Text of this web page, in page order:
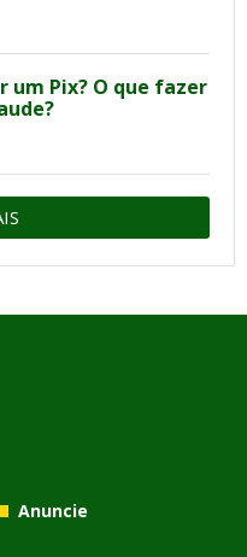
um Pix? O que fazer
Anuncie